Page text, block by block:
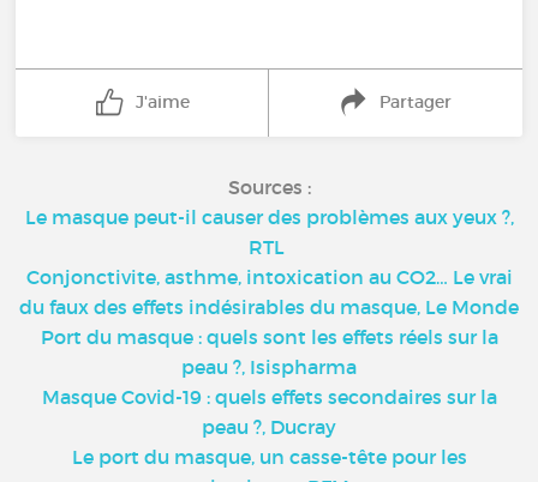
J'aime Partager
Sources :
Le masque peut-il causer des problèmes aux yeux ?,
RTL
Conjonctivite, asthme, intoxication au CO2… Le vrai
du faux des effets indésirables du masque, Le Monde
Port du masque : quels sont les effets réels sur la
peau ?, Isispharma
Masque Covid-19 : quels effets secondaires sur la
peau ?, Ducray
Le port du masque, un casse-tête pour les